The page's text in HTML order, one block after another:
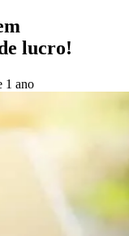
lucro!
1 ano